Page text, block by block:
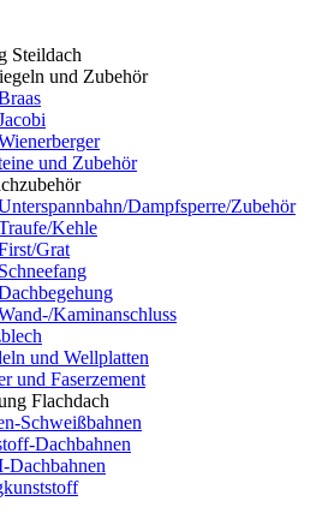
Steildach
und Zubehör
und Zubehör
Dampfsperre/Zubehör
Kehle
Grat
Schneefang
Kaminanschluss
und Wellplatten
und Faserzement
Flachdach
Schweißbahnen
Dachbahnen
Dachbahnen